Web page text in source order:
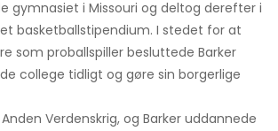
gymnasiet i Missouri og deltog derefter i
basketballstipendium. I stedet for at
som proballspiller besluttede Barker
college tidligt og gøre sin borgerlige
Verdenskrig, og Barker uddannede